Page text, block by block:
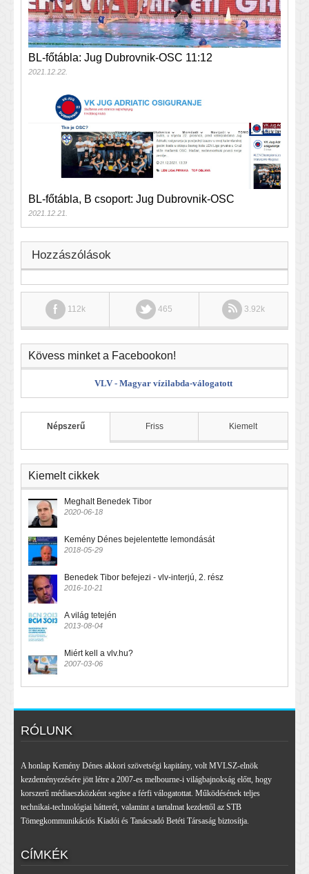
BL-főtábla: Jug Dubrovnik-OSC 11:12
2021.12.22.
BL-főtábla, B csoport: Jug Dubrovnik-OSC
2021.12.21.
Hozzászólások
112k 465 3.92k
Kövess minket a Facebookon!
VLV - Magyar vízilabda-válogatott
Népszerű Friss Kiemelt
Kiemelt cikkek
Meghalt Benedek Tibor
2020-06-18
Kemény Dénes bejelentette lemondását
2018-05-29
Benedek Tibor befejezi - vlv-interjú, 2. rész
2016-10-21
A világ tetején
2013-08-04
Miért kell a vlv.hu?
2007-03-06
RÓLUNK
A honlap Kemény Dénes akkori szövetségi kapitány, volt MVLSZ-elnök
kezdeményezésére jött létre a 2007-es melbourne-i világbajnokság előtt, hogy
korszerű médiaeszközként segítse a férfi válogatottat. Működésének teljes
technikai-technológiai hátterét, valamint a tartalmat kezdettől az STB
Tömegkommunikációs Kiadói és Tanácsadó Betéti Társaság biztosítja.
CÍMKÉK